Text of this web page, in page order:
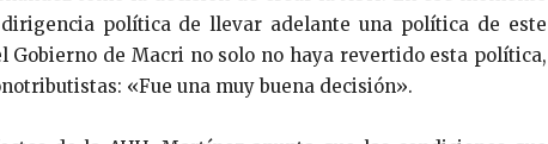
política de llevar adelante una política de este
Gobierno de Macri no solo no haya revertido esta política,
«Fue una muy buena decisión».